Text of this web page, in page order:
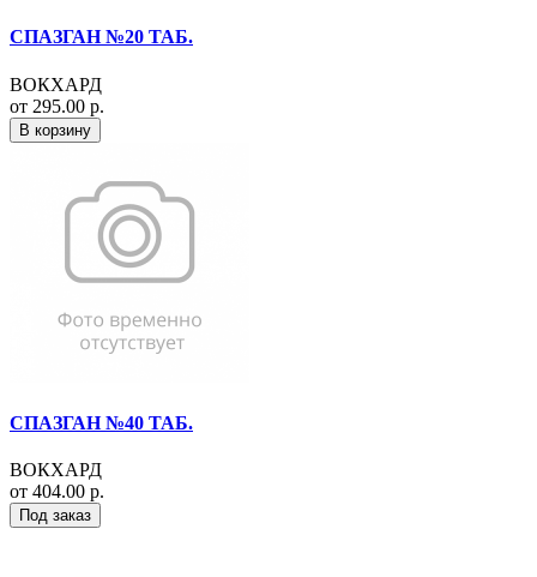
СПАЗГАН №20 ТАБ.
ВОКХАРД
от 295.00 р.
В корзину
СПАЗГАН №40 ТАБ.
ВОКХАРД
от 404.00 р.
Под заказ